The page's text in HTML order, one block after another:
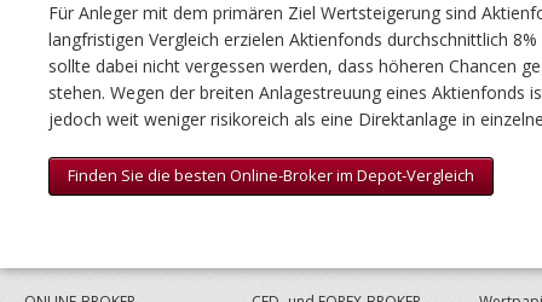
Für Anleger mit dem primären Ziel Wertsteigerung sind
langfristigen Vergleich erzielen Aktienfonds durchschnittlich
sollte dabei nicht vergessen werden, dass höheren Chancen
stehen. Wegen der breiten Anlagestreuung eines Aktienfonds
jedoch weit weniger risikoreich als eine Direktanlage in
Finden Sie die besten Online-Broker im Depot-Vergleich